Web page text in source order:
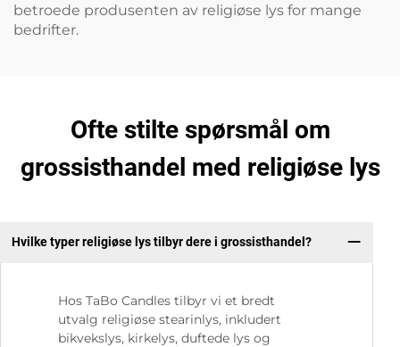
betroede produsenten av religiøse lys for mange
bedrifter.
Ofte stilte spørsmål om
grossisthandel med religiøse lys
Hvilke typer religiøse lys tilbyr dere i grossisthandel?
Hos TaBo Candles tilbyr vi et bredt
utvalg religiøse stearinlys, inkludert
bikvekslys, kirkelys, duftede lys og